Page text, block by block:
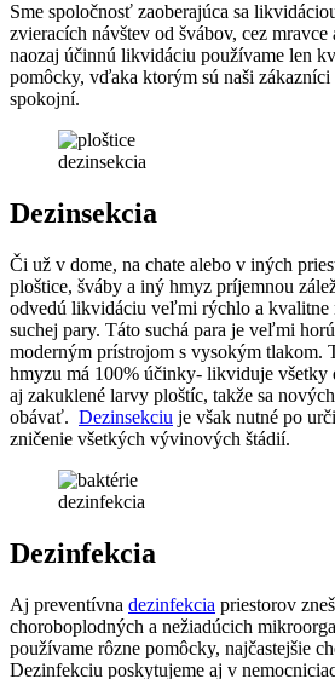
Sme spoločnosť zaoberajúca sa
zvieracích návštev od švábov, cez
naozaj účinnú likvidáciu používame len
pomôcky, vďaka ktorým sú naši
spokojní.
dezinsekcia
Dezinsekcia
Či už v dome, na chate alebo v iných
ploštice, šváby a iný hmyz príjemnou
odvedú likvidáciu veľmi rýchlo a kvalitne
suchej pary. Táto suchá para je veľmi
moderným prístrojom s vysokým tlakom.
hmyzu má 100% účinky- likviduje všetky
aj zakuklené larvy ploštíc, takže sa
obávať. Dezinsekciu je však nutné po
zničenie všetkých vývinových štádií.
dezinfekcia
Dezinfekcia
Aj preventívna dezinfekcia priestorov
choroboplodných a nežiadúcich
používame rôzne pomôcky, najčastejšie
Dezinfekciu poskytujeme aj v